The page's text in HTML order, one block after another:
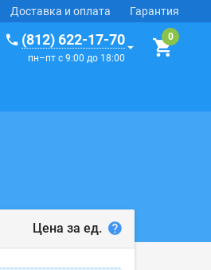
Доставка и оплата Гарантия
(812) 622-17-70
пн–пт с 9:00 до 18:00
Цена за ед.